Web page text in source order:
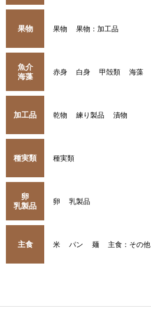
果物 果物 果物：加工品
魚介
海藻
赤身 白身 甲殻類 海藻
加工品 乾物 練り製品 漬物
種実類 種実類
卵
乳製品
卵 乳製品
主食 米 パン 麺 主食：その他